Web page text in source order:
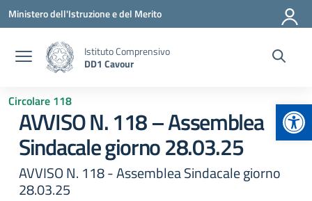
Vai ai contenuti
Vai al menu di navigazione
Vai al footer
Ministero dell'Istruzione e del Merito
Istituto Comprensivo
DD1 Cavour
Circolare 118
AVVISO N. 118 – Assemblea
Sindacale giorno 28.03.25
AVVISO N. 118 - Assemblea Sindacale giorno
28.03.25